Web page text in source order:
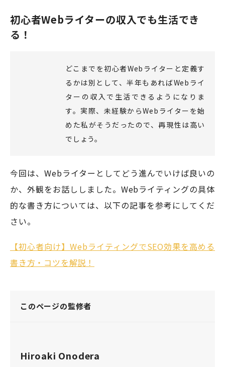
初心者Webライターの収入でも生活でき
る！
どこまでを初心者Webライターと定義す
るかは別として、半年もあればWebライ
ターの収入で生活できるようになりま
す。実際、未経験からWebライターを始
めた私がそうだったので、再現性は高い
でしょう。
今回は、Webライターとしてどう進んでいけば良いの
か、外観をお話ししました。Webライティングの具体
的な書き方については、以下の記事を参考にしてくだ
さい。
【初心者向け】WebライティングでSEO効果を高める
書き方・コツを解説！
このページの監修者
Hiroaki Onodera